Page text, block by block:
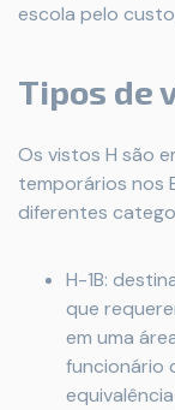
escola pelo
Tipos de
Os vistos H são
temporários nos
diferentes
H-1B:
que
em uma
funcionário